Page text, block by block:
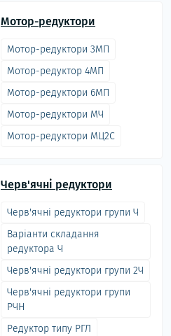
Мотор-редуктори
Мотор-редуктори 3МП
Мотор-редуктор 4МП
Мотор-редуктори 6МП
Мотор-редуктори МЧ
Мотор-редуктори МЦ2С
Черв'ячні редуктори
Черв'ячні редуктори групи Ч
Варіанти складання
редуктора Ч
Черв'ячні редуктори групи 2Ч
Черв'ячні редуктори групи
РЧН
Редуктор типу РГЛ